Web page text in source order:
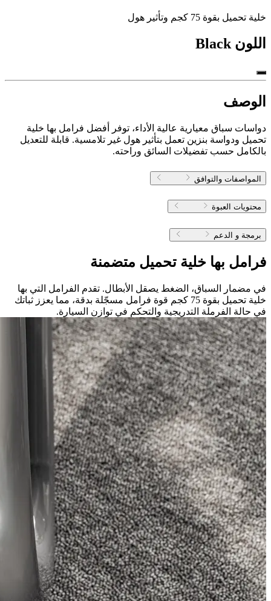
خلية تحميل بقوة 75 كجم وتأثير هول
اللون Black
الوصف
دواسات سباق معيارية عالية الأداء، توفر أفضل فرامل بها خلية
تحميل ودواسة بنزين تعمل بتأثير هول غير تلامسية. قابلة للتعديل
بالكامل حسب تفضيلات السائق وراحته.
المواصفات والتوافق
محتويات العبوة
برمجة و الدعم
فرامل بها خلية تحميل متضمنة
في مضمار السباق، الضغط يصقل الأبطال. تقدم الفرامل التي بها
خلية تحميل بقوة 75 كجم قوة فرامل مسجّلة بدقة، مما يعزز ثباتك
في حالة الفرملة التدريجية والتحكم في توازن السيارة.